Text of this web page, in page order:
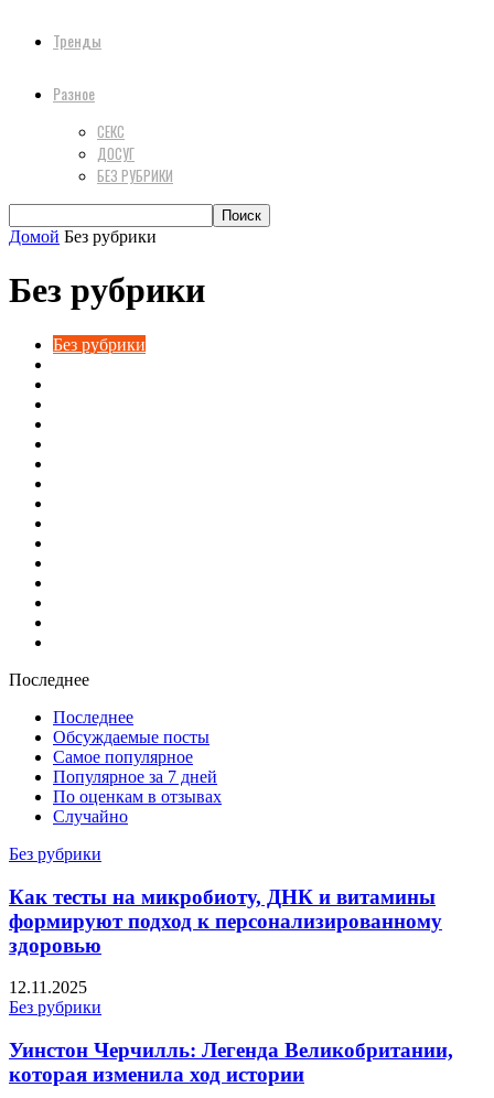
Тренды
Разное
СЕКС
ДОСУГ
БЕЗ РУБРИКИ
Домой Без рубрики
Без рубрики
Без рубрики
Последнее
Последнее
Обсуждаемые посты
Самое популярное
Популярное за 7 дней
По оценкам в отзывах
Случайно
Без рубрики
Как тесты на микробиоту, ДНК и витамины
формируют подход к персонализированному
здоровью
12.11.2025
Без рубрики
Уинстон Черчилль: Легенда Великобритании,
которая изменила ход истории